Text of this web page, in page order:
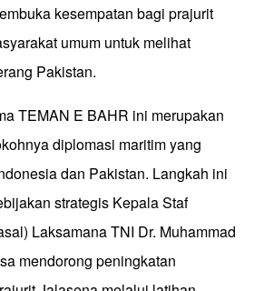
kesempatan bagi prajurit
umum untuk melihat
Pakistan.
TEMAN E BAHR ini merupakan
diplomasi maritim yang
dan Pakistan. Langkah ini
strategis Kepala Staf
Laksamana TNI Dr. Muhammad
mendorong peningkatan